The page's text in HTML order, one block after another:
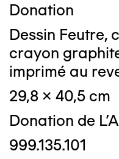
Donation
Dessin Feutre,
crayon
imprimé au
29,8 x 40,5 cm
Donation de
999.135.101